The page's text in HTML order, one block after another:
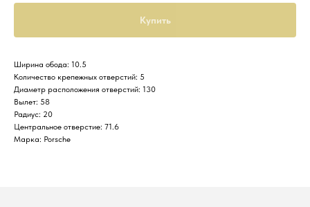
Купить
Ширина обода: 10.5
Количество крепежных отверстий: 5
Диаметр расположения отверстий: 130
Вылет: 58
Радиус: 20
Центральное отверстие: 71.6
Марка: Porsche